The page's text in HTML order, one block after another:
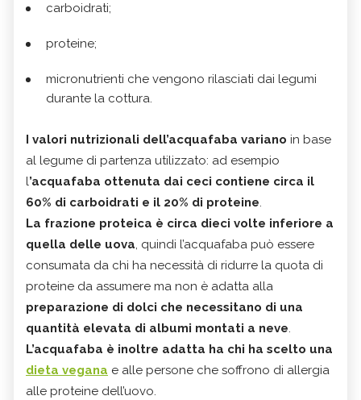
carboidrati;
proteine;
micronutrienti che vengono rilasciati dai legumi
durante la cottura.
I valori nutrizionali dell’acquafaba variano in base
al legume di partenza utilizzato: ad esempio
l’acquafaba ottenuta dai ceci contiene circa il
60% di carboidrati e il 20% di proteine.
La frazione proteica è circa dieci volte inferiore a
quella delle uova, quindi l’acquafaba può essere
consumata da chi ha necessità di ridurre la quota di
proteine da assumere ma non è adatta alla
preparazione di dolci che necessitano di una
quantità elevata di albumi montati a neve.
L’acquafaba è inoltre adatta ha chi ha scelto una
dieta vegana e alle persone che soffrono di allergia
alle proteine dell’uovo.